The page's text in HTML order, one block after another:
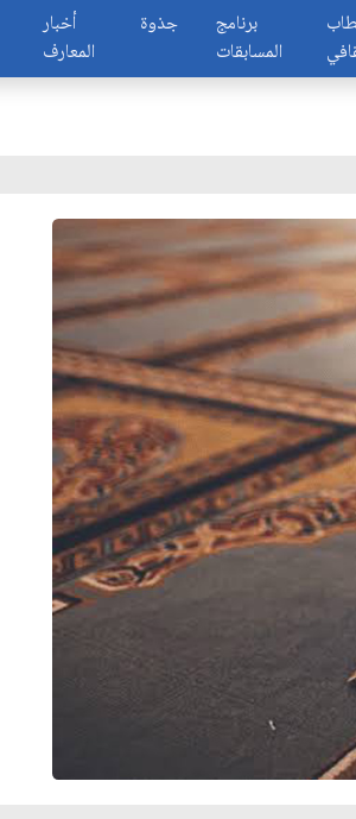
أخبار
المعارف
جذوة
برنامج
المسابقات